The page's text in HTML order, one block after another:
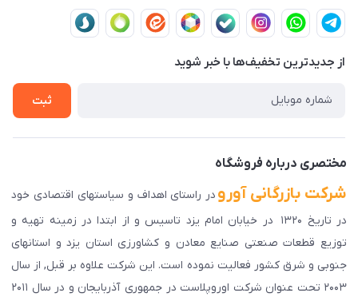
لیست محصولات
درباره ما
قوانین و مقررات
حریم خصوصی
راهنمای ثبت سفارش
سوالات متداول
از جدید‌ترین تخفیف‌ها با‌ خبر شوید
ثبت
مختصری درباره فروشگاه
شرکت بازرگانی آورو در راستای اهداف و سیاستهای اقتصادی خود
در تاریخ ۱۳۲۰ در خیابان امام یزد تاسیس و از ابتدا در زمینه تهیه و
توزیع قطعات صنعتی صنایع معادن و کشاورزی استان یزد و استانهای
جنوبی و شرق کشور فعالیت نموده است. این شرکت علاوه بر قبل, از سال
۲۰۰۳ تحت عنوان شرکت اوروپلاست در جمهوری آذربایجان و در سال ۲۰۱۱